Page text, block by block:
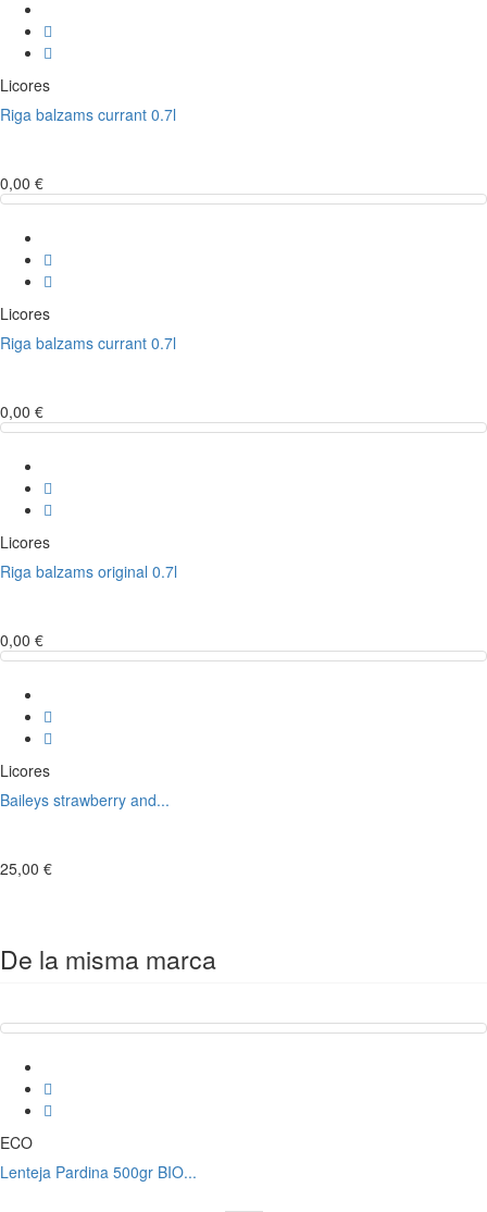
Licores
Riga balzams currant 0.7l
0,00 €
Licores
Riga balzams currant 0.7l
0,00 €
Licores
Riga balzams original 0.7l
0,00 €
Licores
Baileys strawberry and...
25,00 €
De la misma marca
ECO
Lenteja Pardina 500gr BIO...